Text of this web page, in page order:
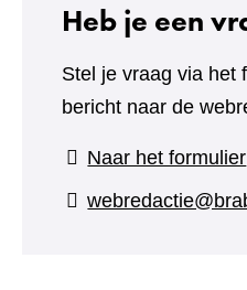
Heb je een
Stel je vraag via het
bericht naar de
Naar het formulier